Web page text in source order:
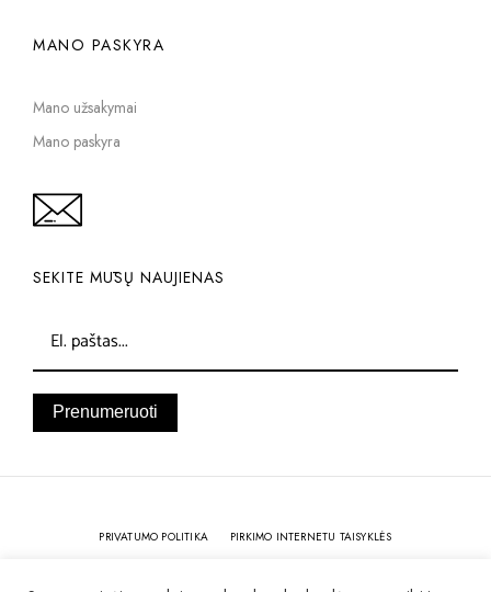
MANO PASKYRA
Mano užsakymai
Mano paskyra
SEKITE MŪSŲ NAUJIENAS
Prenumeruoti
PRIVATUMO POLITIKA
PIRKIMO INTERNETU TAISYKLĖS